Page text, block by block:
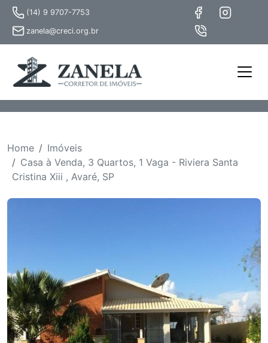
(14) 9 9707-7753
zanela@creci.org.br
Home
Imóveis
Casa à Venda, 3 Quartos, 1 Vaga - Riviera Santa
Cristina Xiii , Avaré, SP